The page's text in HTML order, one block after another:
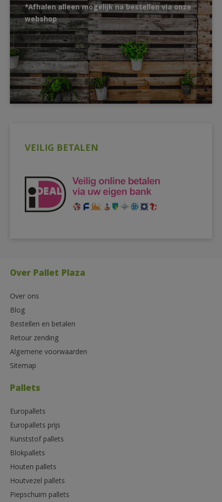
*Afhalen alleen mogelijk na bestellen via onze
webshop
VEILIG BETALEN
Over Pallet Plaza
Over ons
Blog
Bestellen en betalen
Retour zending
Algemene voorwaarden
Sitemap
Pallets
Europallets
Europallets prijs
Kunststof pallets
Blokpallets
Houten pallets
Houtvezel pallets
Piepschuim pallets